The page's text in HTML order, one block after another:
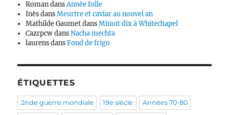
Roman dansAnnée folle
Inès dansMeurtre et caviar au nouvel an
Mathilde Gaumet dansMinuit dix à Whitechapel
Cazrpcw dansNacha mechta
laurens dansFond de frigo
ÉTIQUETTES
2nde guerre mondiale 19e siècle Années 70-80